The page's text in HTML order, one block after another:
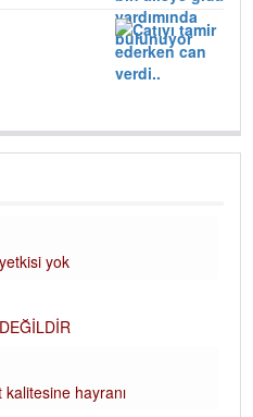
yok
hayranı